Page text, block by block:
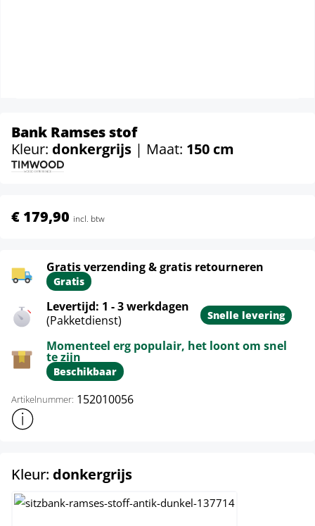
Bank Ramses stof
Kleur: donkergrijs | Maat: 150 cm
€ 179,90 incl. btw
Gratis verzending & gratis retourneren
Gratis
Levertijd: 1 - 3 werkdagen
(Pakketdienst)
Snelle levering
Momenteel erg populair, het loont om snel
te zijn
Beschikbaar
Artikelnummer: 152010056
Toon meer productinformatie
Kleur: donkergrijsselect